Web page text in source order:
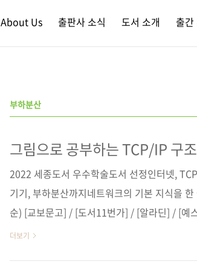
About Us 출판사 소식 도서 소개 출간
부하분산
그림으로 공부하는 TCP/IP 구조
2022 세종도서 우수학술도서 선정인터넷,
기기, 부하분산까지네트워크의 기본 지식을
순) [교보문고] / [도서11번가] / [알라딘] / [예
매 사이트(가나다순)[교보문고] [구글북스] [리
더보기